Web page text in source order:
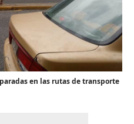
en las rutas de transporte